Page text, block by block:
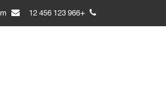
+966 123 456 12